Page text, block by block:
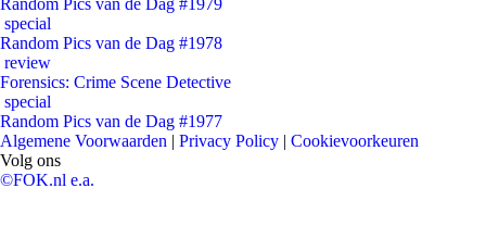
Random Pics van de Dag #1979
special
Random Pics van de Dag #1978
review
Forensics: Crime Scene Detective
special
Random Pics van de Dag #1977
Algemene Voorwaarden | Privacy Policy | Cookievoorkeuren
Volg ons
©FOK.nl e.a.